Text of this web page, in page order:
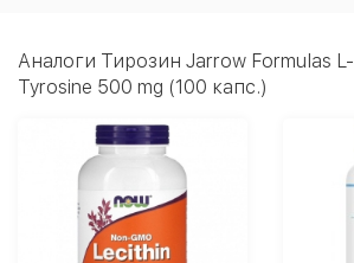
Аналоги Тирозин Jarrow Formulas L-
Tyrosine 500 mg (100 капс.)